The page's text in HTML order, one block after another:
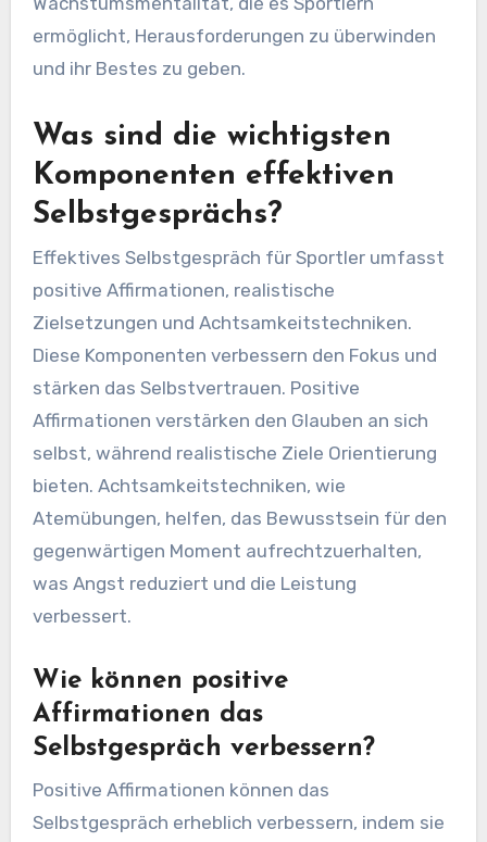
ermöglicht, Herausforderungen zu überwinden
und ihr Bestes zu geben.
Was sind die wichtigsten
Komponenten effektiven
Selbstgesprächs?
Effektives Selbstgespräch für Sportler umfasst
positive Affirmationen, realistische
Zielsetzungen und Achtsamkeitstechniken.
Diese Komponenten verbessern den Fokus und
stärken das Selbstvertrauen. Positive
Affirmationen verstärken den Glauben an sich
selbst, während realistische Ziele Orientierung
bieten. Achtsamkeitstechniken, wie
Atemübungen, helfen, das Bewusstsein für den
gegenwärtigen Moment aufrechtzuerhalten,
was Angst reduziert und die Leistung
verbessert.
Wie können positive
Affirmationen das
Selbstgespräch verbessern?
Positive Affirmationen können das
Selbstgespräch erheblich verbessern, indem sie